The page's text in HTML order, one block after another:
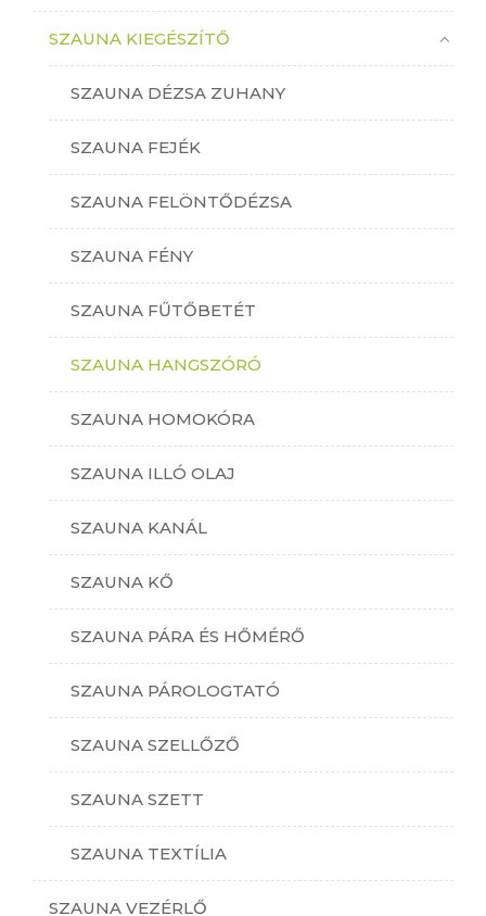
SZAUNA KIEGÉSZÍTŐ
SZAUNA DÉZSA ZUHANY
SZAUNA FEJÉK
SZAUNA FELÖNTŐDÉZSA
SZAUNA FÉNY
SZAUNA FŰTŐBETÉT
SZAUNA HANGSZÓRÓ
SZAUNA HOMOKÓRA
SZAUNA ILLÓ OLAJ
SZAUNA KANÁL
SZAUNA KŐ
SZAUNA PÁRA ÉS HŐMÉRŐ
SZAUNA PÁROLOGTATÓ
SZAUNA SZELLŐZŐ
SZAUNA SZETT
SZAUNA TEXTÍLIA
SZAUNA VEZÉRLŐ